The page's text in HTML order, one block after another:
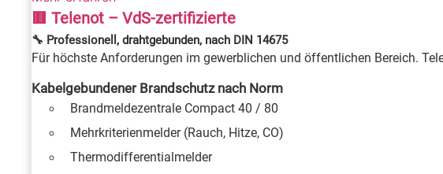
🟥 Telenot – VdS-zertifizierte
🔧 Professionell, drahtgebunden, nach DIN 14675
Für höchste Anforderungen im gewerblichen und öffentlichen Bereich.
Kabelgebundener Brandschutz nach Norm
Brandmeldezentrale Compact 40 / 80
Mehrkriterienmelder (Rauch, Hitze, CO)
Thermodifferentialmelder